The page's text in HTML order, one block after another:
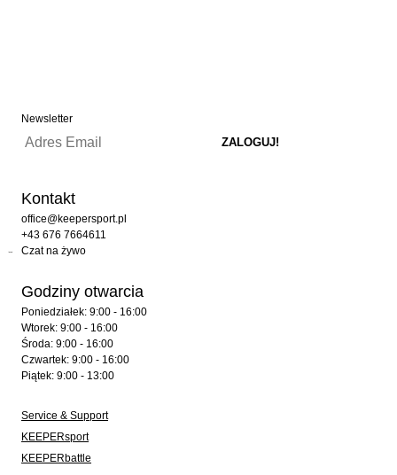
Newsletter
Kontakt
office@keepersport.pl
+43 676 7664611
Czat na żywo
Godziny otwarcia
Poniedziałek: 9:00 - 16:00
Wtorek: 9:00 - 16:00
Środa: 9:00 - 16:00
Czwartek: 9:00 - 16:00
Piątek: 9:00 - 13:00
Service & Support
KEEPERsport
KEEPERbattle